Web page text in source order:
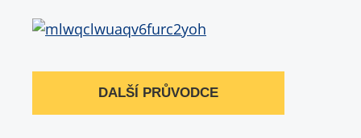
DALŠÍ PRŮVODCE